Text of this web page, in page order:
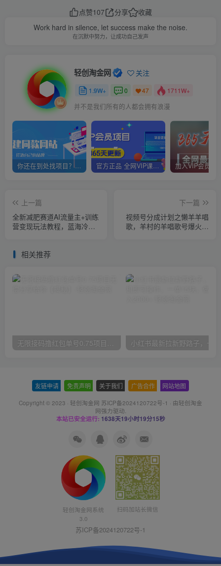
点赞107 分享
收藏
Work hard in silence, let success make the noise.
在沉默中努力，让成功自己发声
轻创淘金网 关注
1.9W+ 0 47 1711W+
并不是我们所有的人都会拥有浪漫
你还在到处找项目？还在当韭菜？我靠网创资源站一个月赚5万+，曾经我也是个失败者。 官方正品 全网VIP课程 无损下载~
上一篇
全新减肥赛道AI流量主+训练
营变现玩法教程，蓝海冷门
下一篇
视频号分成计划之懒羊羊唱
歌，羊村的羊唱歌号爆火，
相关推荐
无限接码撸红包单号0.75项目无偿分享给你【揭秘】
友链申请 免责声明 关于我们 广告合作 网站地图
Copyright © 2023 · 轻创淘金网 苏ICP备2024120722号-1 · 由轻创淘金
网强力驱动.
本站已安全运行: 1638天19小时19分16秒
轻创淘金网系统
3.0
扫码加站长微信
苏ICP备2024120722号-1